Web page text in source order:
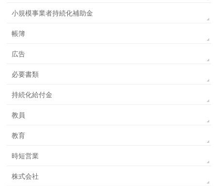
小規模事業者持続化補助金
帳簿
広告
必要書類
持続化給付金
教員
教育
時短営業
株式会社